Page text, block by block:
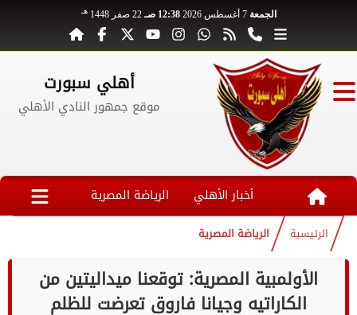
الجمعة 7 أغسطس 2026 12:38 صـ 22 صفر 1448 هـ
أهلي سبورت
موقع جمهور النادي الأهلي
أخبار الأهلي الرياضة المصرية
الرئيسية الرياضة المصرية
الأولمبية المصرية: توقعنا ميداليتين من
الكاراتيه وجيانا فاروق تعرضت للظلم